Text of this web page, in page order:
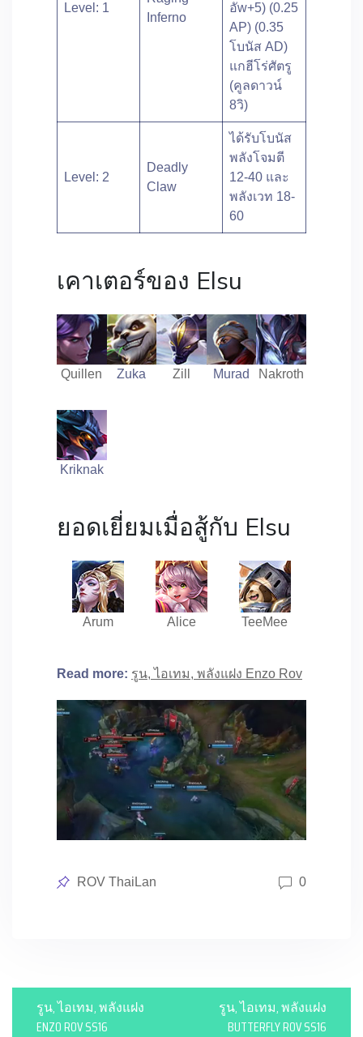
Level: 1
Inferno
อัw+5) (0.25
AP) (0.35
โบนัส AD)
แกฮีโร่ศัตรู
(คูลดาวน์
8วิ)
Level: 2
Deadly
Claw
ได้รับโบนัส
พลังโจมตี
12-40 และ
พลังเวท 18-
60
เคาเตอร์ของ Elsu
Quillen Zuka Zill Murad Nakroth
Kriknak
ยอดเยี่ยมเมื่อสู้กับ Elsu
Arum Alice TeeMee
Read more: รูน, ไอเทม, พลังแฝง Enzo Rov
Posted
ROV ThaiLan 0
รูน, ไอเทม, พลังแฝง
ENZO ROV SS16
รูน, ไอเทม, พลังแฝง
BUTTERFLY ROV SS16